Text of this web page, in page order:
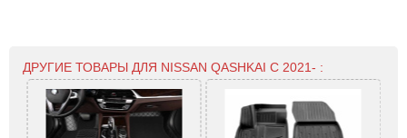
ДРУГИЕ ТОВАРЫ ДЛЯ NISSAN QASHKAI С 2021- :